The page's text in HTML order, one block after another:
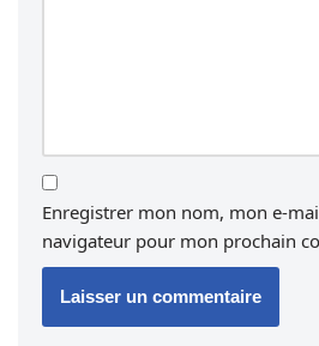
Enregistrer mon nom, mon e-
navigateur pour mon prochain